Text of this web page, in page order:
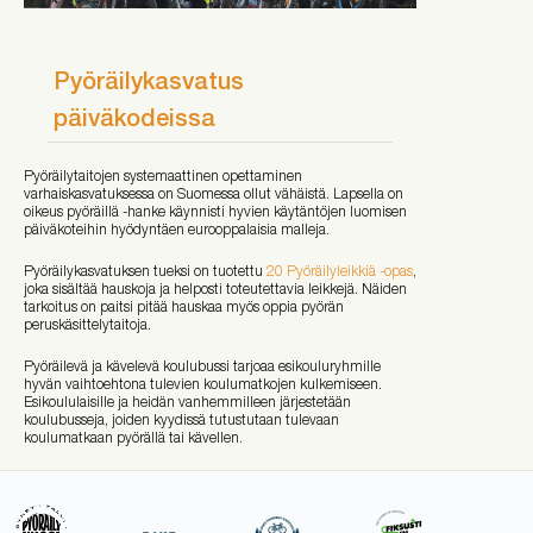
Pyöräilykasvatus
päiväkodeissa
Pyöräilytaitojen systemaattinen opettaminen
varhaiskasvatuksessa on Suomessa ollut vähäistä. Lapsella on
oikeus pyöräillä -hanke käynnisti hyvien käytäntöjen luomisen
päiväkoteihin hyödyntäen eurooppalaisia malleja.
Pyöräilykasvatuksen tueksi on tuotettu 20 Pyöräilyleikkiä -opas,
joka sisältää hauskoja ja helposti toteutettavia leikkejä. Näiden
tarkoitus on paitsi pitää hauskaa myös oppia pyörän
peruskäsittelytaitoja.
Pyöräilevä ja kävelevä koulubussi tarjoaa esikouluryhmille
hyvän vaihtoehtona tulevien koulumatkojen kulkemiseen.
Esikoululaisille ja heidän vanhemmilleen järjestetään
koulubusseja, joiden kyydissä tutustutaan tulevaan
koulumatkaan pyörällä tai kävellen.